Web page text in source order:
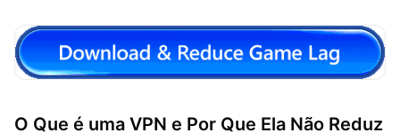
O Que é uma VPN e Por Que Ela Não Reduz